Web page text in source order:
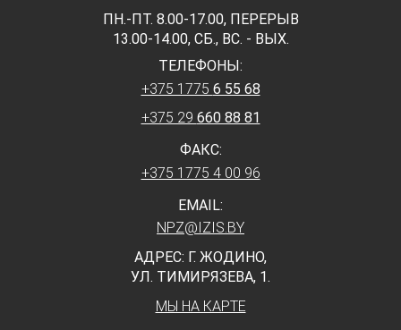
ПН.-ПТ. 8.00-17.00, ПЕРЕРЫВ
13.00-14.00, СБ., ВС. - ВЫХ.
ТЕЛЕФОНЫ:
+375 1775 6 55 68
+375 29 660 88 81
ФАКС:
+375 1775 4 00 96
EMAIL:
NPZ@IZIS.BY
АДРЕС: Г. ЖОДИНО,
УЛ. ТИМИРЯЗЕВА, 1.
МЫ НА КАРТЕ